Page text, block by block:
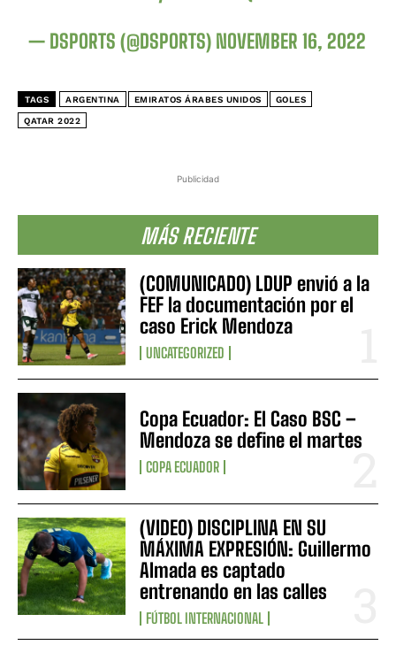
Publicidad
MÁS RECIENTE
(COMUNICADO) LDUP envió a la
FEF la documentación por el
caso Erick Mendoza
UNCATEGORIZED
Copa Ecuador: El Caso BSC –
Mendoza se define el martes
COPA ECUADOR
(VIDEO) DISCIPLINA EN SU
MÁXIMA EXPRESIÓN: Guillermo
Almada es captado
entrenando en las calles
FÚTBOL INTERNACIONAL
— DSPORTS (@DSPORTS) NOVEMBER 16, 2022
TAGS ARGENTINA EMIRATOS ÁRABES UNIDOS GOLES
QATAR 2022